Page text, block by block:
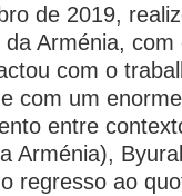
de 2019,
Arménia,
com o
com um
entre
Arménia),
regresso ao